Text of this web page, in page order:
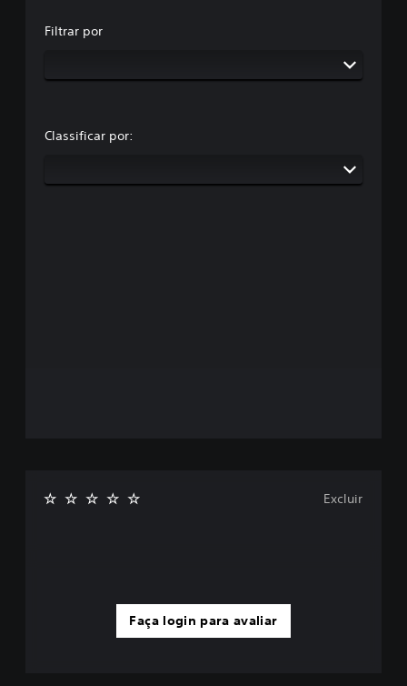
Filtrar por
Classificar por:
Faça login para avaliar
Excluir